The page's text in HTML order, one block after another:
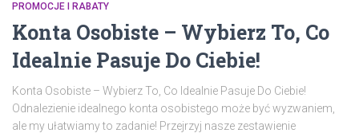
PROMOCJE I RABATY
Konta Osobiste – Wybierz To, Co
Idealnie Pasuje Do Ciebie!
Konta Osobiste – Wybierz To, Co Idealnie Pasuje Do Ciebie!
Odnalezienie idealnego konta osobistego może być wyzwaniem,
ale my ułatwiamy to zadanie! Przejrzyj nasze zestawienie